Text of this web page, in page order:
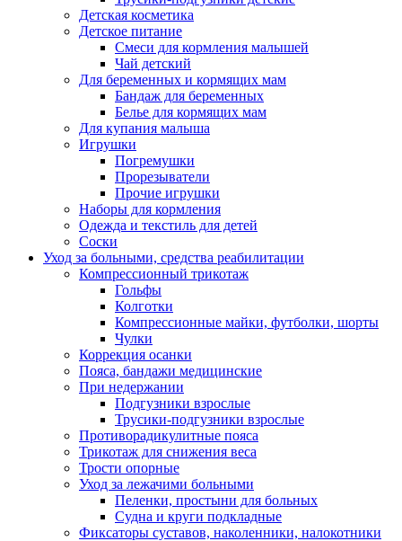
Детская косметика
Детское питание
Смеси для кормления малышей
Чай детский
Для беременных и кормящих мам
Бандаж для беременных
Белье для кормящих мам
Для купания малыша
Игрушки
Погремушки
Прорезыватели
Прочие игрушки
Наборы для кормления
Одежда и текстиль для детей
Соски
Уход за больными, средства реабилитации
Компрессионный трикотаж
Гольфы
Колготки
Компрессионные майки, футболки, шорты
Чулки
Коррекция осанки
Пояса, бандажи медицинские
При недержании
Подгузники взрослые
Трусики-подгузники взрослые
Противорадикулитные пояса
Трикотаж для снижения веса
Трости опорные
Уход за лежачими больными
Пеленки, простыни для больных
Судна и круги подкладные
Фиксаторы суставов, наколенники, налокотники